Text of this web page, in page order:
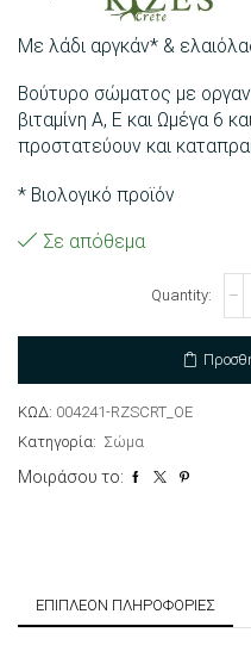
Με λάδι αργκάν* &
Βούτυρο σώματος με
βιταμίνη Α, Ε και Ωμέγα 6
προστατεύουν και
* Βιολογικό προϊόν
Σε απόθεμα
ΚΩΔ: 004241-RZSCRT_OE
Κατηγορία: Σώμα
Μοιράσου το:
ΕΠΙΠΛΈΟΝ ΠΛΗΡΟΦΟΡΊΕΣ